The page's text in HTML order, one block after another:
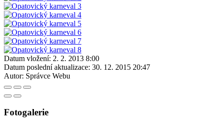
Datum vložení: 2. 2. 2013 8:00
Datum poslední aktualizace: 30. 12. 2015 20:47
Autor: Správce Webu
Fotogalerie